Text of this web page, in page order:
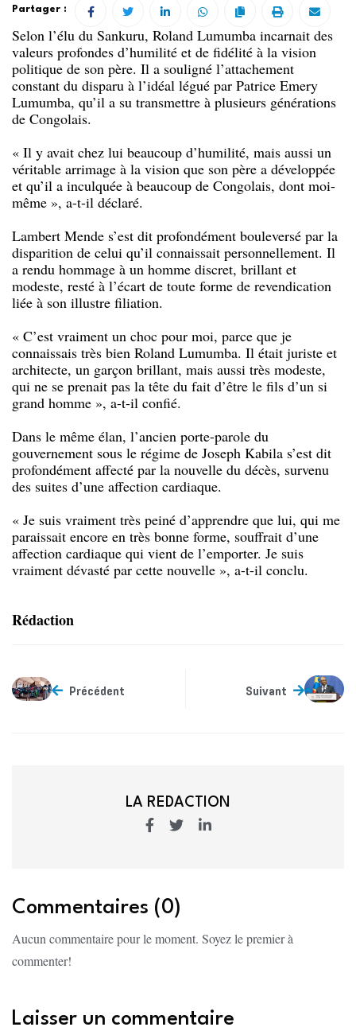
Partager :
Selon l’élu du Sankuru, Roland Lumumba incarnait des
valeurs profondes d’humilité et de fidélité à la vision
politique de son père. Il a souligné l’attachement
constant du disparu à l’idéal légué par Patrice Emery
Lumumba, qu’il a su transmettre à plusieurs générations
de Congolais.
« Il y avait chez lui beaucoup d’humilité, mais aussi un
véritable arrimage à la vision que son père a développée
et qu’il a inculquée à beaucoup de Congolais, dont moi-
même », a-t-il déclaré.
Lambert Mende s’est dit profondément bouleversé par la
disparition de celui qu’il connaissait personnellement. Il
a rendu hommage à un homme discret, brillant et
modeste, resté à l’écart de toute forme de revendication
liée à son illustre filiation.
« C’est vraiment un choc pour moi, parce que je
connaissais très bien Roland Lumumba. Il était juriste et
architecte, un garçon brillant, mais aussi très modeste,
qui ne se prenait pas la tête du fait d’être le fils d’un si
grand homme », a-t-il confié.
Dans le même élan, l’ancien porte-parole du
gouvernement sous le régime de Joseph Kabila s’est dit
profondément affecté par la nouvelle du décès, survenu
des suites d’une affection cardiaque.
« Je suis vraiment très peiné d’apprendre que lui, qui me
paraissait encore en très bonne forme, souffrait d’une
affection cardiaque qui vient de l’emporter. Je suis
vraiment dévasté par cette nouvelle », a-t-il conclu.
Rédaction
Précédent Suivant
LA REDACTION
Commentaires (0)
Aucun commentaire pour le moment. Soyez le premier à
commenter!
Laisser un commentaire